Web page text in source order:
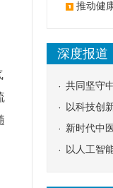
3000亿元
推动健
深度报道
共同坚守
以科技创
新时代中
发展路径
以人工智